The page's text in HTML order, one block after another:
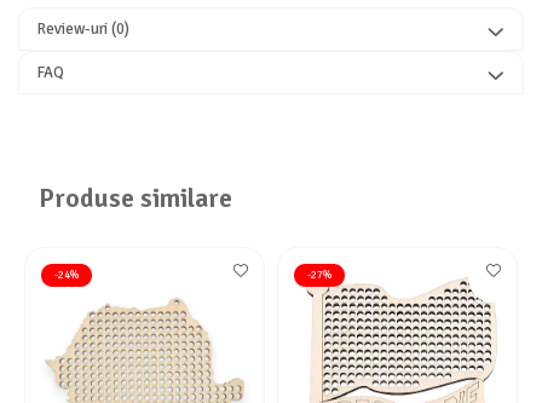
Review-uri(0)
FAQ
Produse similare
-24% -27%